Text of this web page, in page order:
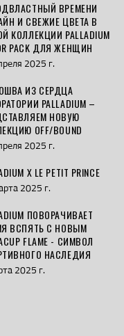
ВРЕМЕНИ
И СВЕЖИЕ ЦВЕТА В
КОЛЛЕКЦИИ PALLADIUM
PACK ДЛЯ ЖЕНЩИН
2025 г.
ИЗ СЕРДЦА
PALLADIUM –
НОВУЮ
OFF/BOUND
2025 г.
X LE PETIT PRINCE
2025 г.
ПОВОРАЧИВАЕТ
ВСПЯТЬ С НОВЫМ
FLAME - СИМВОЛ
НАСЛЕДИЯ
2025 г.